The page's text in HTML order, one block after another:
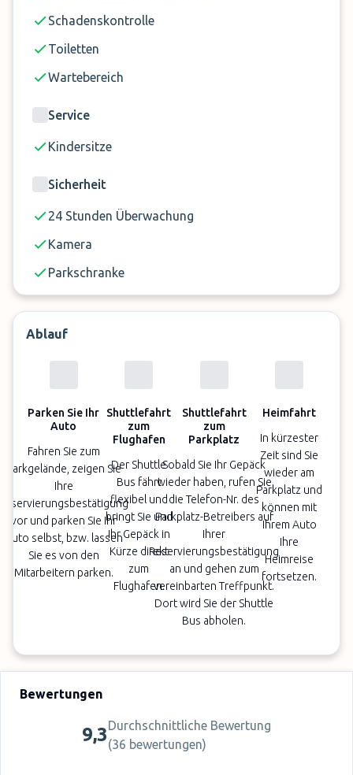
Es können nur Fahrzeuge mit Standardmaßen
oder Camping Busse sind nicht erlaubt.
Schadenskontrolle
Toiletten
Wartebereich
Service
Kindersitze
Sicherheit
24 Stunden Überwachung
Kamera
Parkschranke
Ablauf
Parken Sie Ihr
Auto
Fahren Sie zum
Parkgelände, zeigen Sie
Ihre
vor und parken Sie Ihr
Auto selbst, bzw. lassen
Sie es von den
Mitarbeitern parken.
Shuttlefahrt
zum
Flughafen
Der Shuttle
Bus fährt
flexibel und
bringt Sie und
Ihr Gepäck in
Kürze direkt
zum
Flughafen.
Shuttlefahrt
zum
Parkplatz
Sobald Sie Ihr Gepäck
wieder haben, rufen Sie
die Telefon-Nr. des
Parkplatz-Betreibers auf
Ihrer
Reservierungsbestätigung
an und gehen zum
vereinbarten Treffpunkt.
Dort wird Sie der Shuttle
Bus abholen.
Heimfahrt
In kürzester
Zeit sind Sie
wieder am
Parkplatz und
können mit
Ihrem Auto
Ihre
Heimreise
fortsetzen.
Bewertungen
9,3Durchschnittliche Bewertung
(36 bewertungen)